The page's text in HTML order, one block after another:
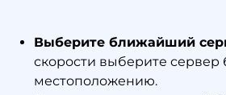
Выберите ближайший
скорости выберите
местоположению.